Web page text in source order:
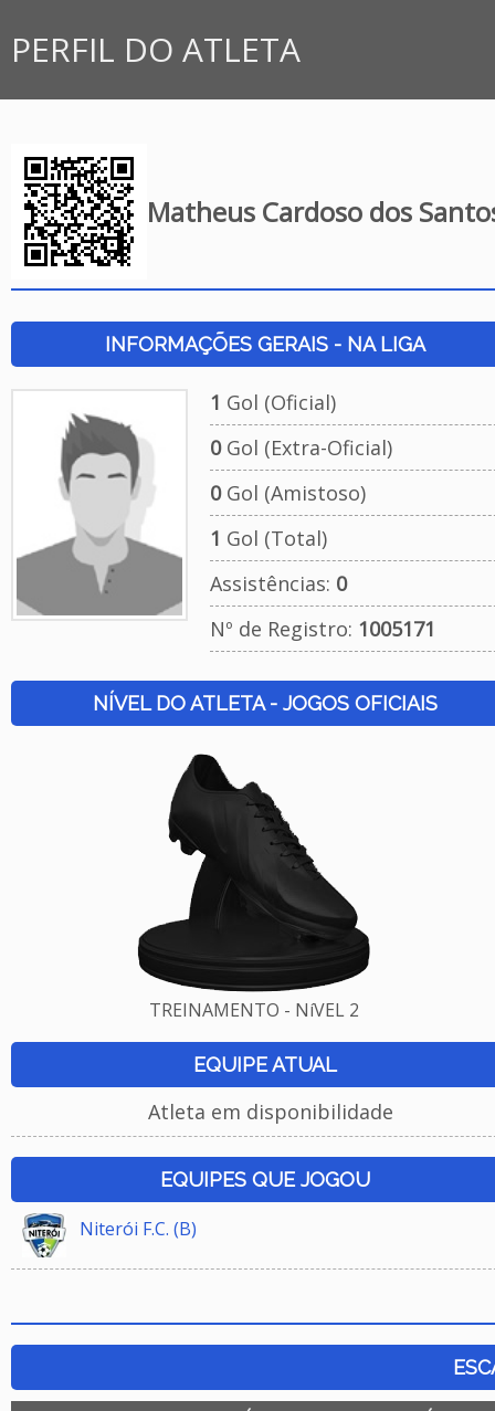
PERFIL DO ATLETA
Matheus Cardoso dos
INFORMAÇÕES GERAIS - NA LIGA
1 Gol (Oficial)
0Gol (Extra-Oficial)
0Gol (Amistoso)
1 Gol (Total)
Assistências: 0
Nº de Registro: 1005171
NÍVEL DO ATLETA - JOGOS OFICIAIS
TREINAMENTO - NíVEL 2
EQUIPE ATUAL
Atleta em disponibilidade
EQUIPES QUE JOGOU
Niterói F.C. (B)